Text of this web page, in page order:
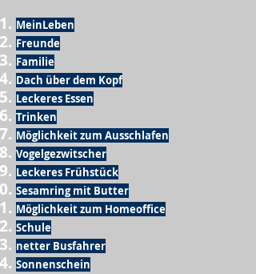
MeinLeben
Freunde
Familie
Dach über dem Kopf
Leckeres Essen
Trinken
Möglichkeit zum Ausschlafen
Vogelgezwitscher
Leckeres Frühstück
Sesamring mit Butter
Möglichkeit zum Homeoffice
Schule
netter Busfahrer
Sonnenschein